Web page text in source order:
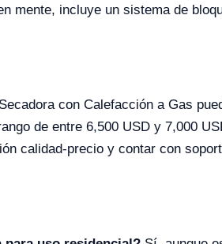
mente, incluye un sistema de
con Calefacción a Gas
de entre 6,500 USD y 7,000
calidad-precio y contar con